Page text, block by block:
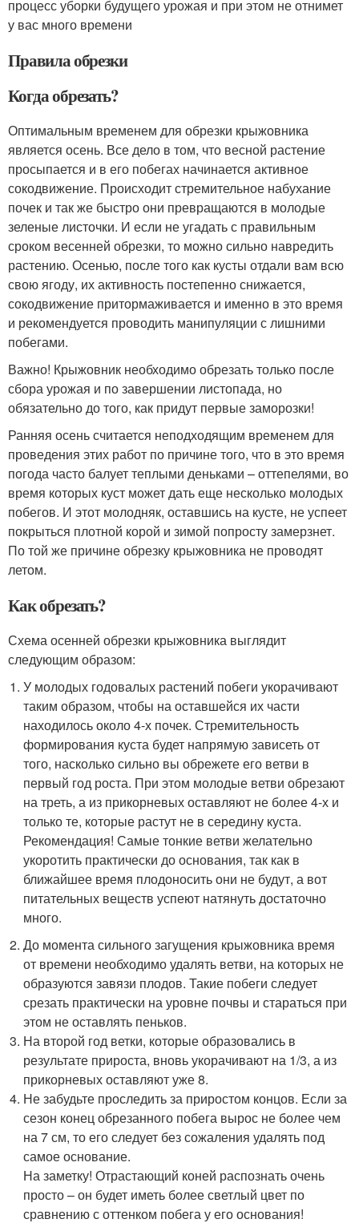
процесс уборки будущего урожая и при этом не отнимет
у вас много времени
Правила обрезки
Когда обрезать?
Оптимальным временем для обрезки крыжовника
является осень. Все дело в том, что весной растение
просыпается и в его побегах начинается активное
сокодвижение. Происходит стремительное набухание
почек и так же быстро они превращаются в молодые
зеленые листочки. И если не угадать с правильным
сроком весенней обрезки, то можно сильно навредить
растению. Осенью, после того как кусты отдали вам всю
свою ягоду, их активность постепенно снижается,
сокодвижение притормаживается и именно в это время
и рекомендуется проводить манипуляции с лишними
побегами.
Важно! Крыжовник необходимо обрезать только после
сбора урожая и по завершении листопада, но
обязательно до того, как придут первые заморозки!
Ранняя осень считается неподходящим временем для
проведения этих работ по причине того, что в это время
погода часто балует теплыми деньками – оттепелями, во
время которых куст может дать еще несколько молодых
побегов. И этот молодняк, оставшись на кусте, не успеет
покрыться плотной корой и зимой попросту замерзнет.
По той же причине обрезку крыжовника не проводят
летом.
Как обрезать?
Схема осенней обрезки крыжовника выглядит
следующим образом:
У молодых годовалых растений побеги укорачивают
таким образом, чтобы на оставшейся их части
находилось около 4-х почек. Стремительность
формирования куста будет напрямую зависеть от
того, насколько сильно вы обрежете его ветви в
первый год роста. При этом молодые ветви обрезают
на треть, а из прикорневых оставляют не более 4-х и
только те, которые растут не в середину куста.
Рекомендация! Самые тонкие ветви желательно
укоротить практически до основания, так как в
ближайшее время плодоносить они не будут, а вот
питательных веществ успеют натянуть достаточно
много.
До момента сильного загущения крыжовника время
от времени необходимо удалять ветви, на которых не
образуются завязи плодов. Такие побеги следует
срезать практически на уровне почвы и стараться при
этом не оставлять пеньков.
На второй год ветки, которые образовались в
результате прироста, вновь укорачивают на 1/3, а из
прикорневых оставляют уже 8.
Не забудьте проследить за приростом концов. Если за
сезон конец обрезанного побега вырос не более чем
на 7 см, то его следует без сожаления удалять под
самое основание.
На заметку! Отрастающий коней распознать очень
просто – он будет иметь более светлый цвет по
сравнению с оттенком побега у его основания!